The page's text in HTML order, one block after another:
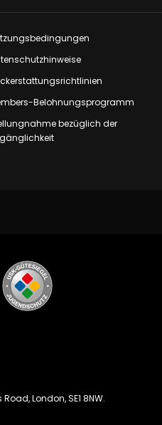
Belohnungsprogramm
bezüglich der
London, SE1 8NW.